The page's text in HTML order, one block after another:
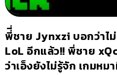
พี่ี่ชาย Jynxzi บอกว่าไม่
LoL อีกแล้ว!! พี่ชาย
ว่าเอ็งยังไม่รู้จัก เกมหม